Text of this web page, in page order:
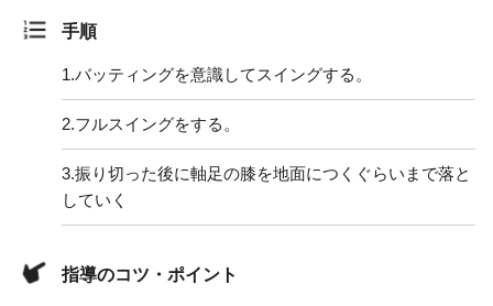
手順
1.バッティングを意識してスイングする。
2.フルスイングをする。
3.振り切った後に軸足の膝を地面につくぐらいまで落と
していく
指導のコツ・ポイント